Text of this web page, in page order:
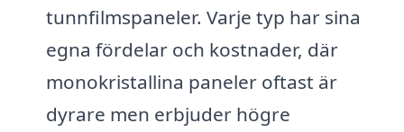
tunnfilmspaneler. Varje typ har sina
egna fördelar och kostnader, där
monokristallina paneler oftast är
dyrare men erbjuder högre